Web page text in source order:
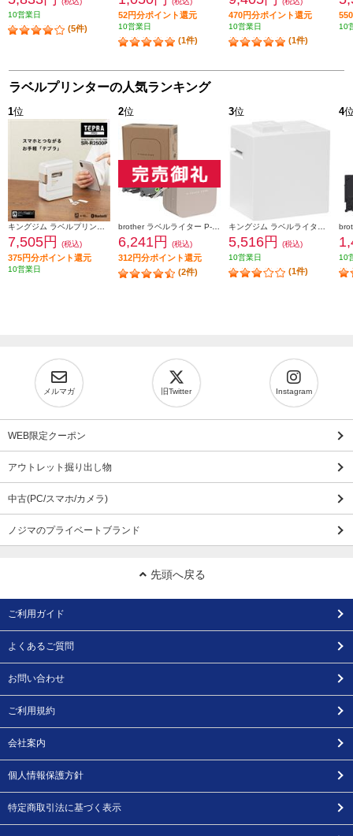
10営業日
(5件)
52円分ポイント還元
10営業日
(1件)
470円分ポイント還元
10営業日
(1件)
10
ラベルプリンターの人気ランキング
1位
7,505円 (税込)
375円分ポイント還元
10営業日
2位
6,241円 (税込)
312円分ポイント還元
(2件)
3位
5,516円
(税込)
10営業日
(1件)
4
10
メルマガ 旧Twitter Instagram
WEB限定クーポン
アウトレット掘り出し物
中古(PC/スマホ/カメラ)
ノジマのプライベートブランド
先頭へ戻る
ご利用ガイド
よくあるご質問
お問い合わせ
ご利用規約
会社案内
個人情報保護方針
特定商取引法に基づく表示